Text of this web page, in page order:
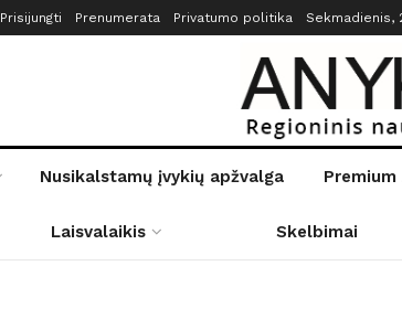
Prisijungti Prenumerata Privatumo politika Sekmadienis,
Nusikalstamų įvykių apžvalga
Laisvalaikis Skelbimai